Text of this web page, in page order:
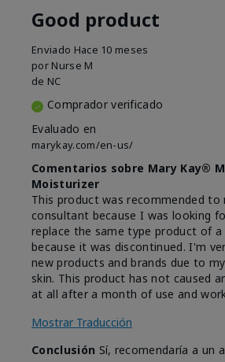
Good product
Enviado Hace 10 meses
por Nurse M
de NC
Comprador verificado
Evaluado en
marykay.com/en-us/
Comentarios sobre Mary Kay®
Moisturizer
This product was recommended to
consultant because I was looking
replace the same type product of
because it was discontinued. I'm
new products and brands due to
skin. This product has not caused
at all after a month of use and
Mostrar Traducción
Conclusión Sí, recomendaría a un